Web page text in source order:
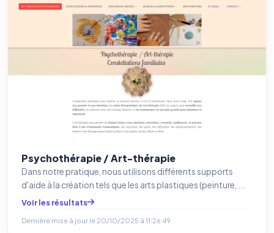
Psychothérapie / Art-thérapie
Dans notre pratique, nous utilisons différents supports
d'aide à la création tels que les arts plastiques (peinture, ...
Voir les résultats
Dernière mise à jour le 20/10/2025 à 11:26:49